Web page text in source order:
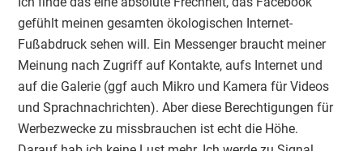
gefühlt meinen gesamten ökologischen Internet-
Fußabdruck sehen will. Ein Messenger braucht meiner
Meinung nach Zugriff auf Kontakte, aufs Internet und
auf die Galerie (ggf auch Mikro und Kamera für Videos
und Sprachnachrichten). Aber diese Berechtigungen für
Werbezwecke zu missbrauchen ist echt die Höhe.